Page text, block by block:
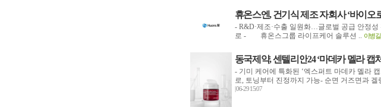
휴온스엔, 건기식 제조 자회사 ‘바이오
- R&D·제조·수출 일원화…글로벌 공급 안정
로 - 휴온스그룹 라이프케어 솔루션 .. 이병길
동국제약, 센텔리안24 ‘마데카 멜라 캡
- 기미 케어에 특화된 ‘엑스퍼트 마데카 멜라
로, 토닝부터 진정까지 가능- 순면 거즈면과 겔
| 06-29 15:07